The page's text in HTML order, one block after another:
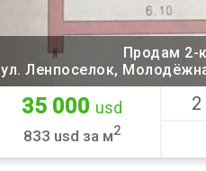
Продам 2-
ул. Ленпоселок, Молодёжная 10, Малиновский
35 000 usd
833 usd за м2